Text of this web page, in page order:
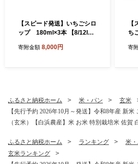
【スピード発送】いちごシロ
ップ 180ml×3本 【8/12ICH
シロップ いちご イチゴ 苺 い
寄附金額 8,000円
ち
寄
ふるさと納税ホーム 米・パン
玄米
【先行予約 2026年10月～発送】令和8年産 新
（玄米）【白浜農産】米 お米 特別栽培米 佐賀
ふるさと納税ホーム ランキング
米
玄米ランキング